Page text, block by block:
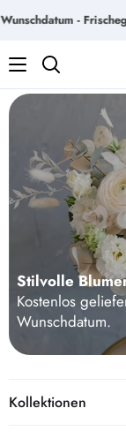
Inhalt
- Frischegarantie
Suchen
Stilvolle
Kostenlos
Wunschdatum.
Kollektionen